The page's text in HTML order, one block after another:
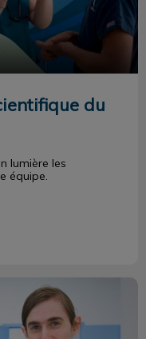
du
lumière les
équipe.